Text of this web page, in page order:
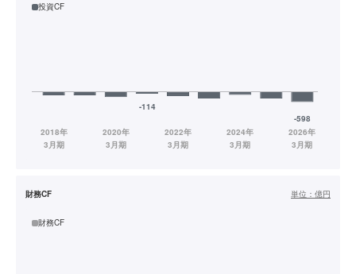
投資CF
財務CF 単位： 億円
財務CF